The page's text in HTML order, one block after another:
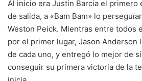
Al inicio era Justin Barcia el primero
de salida, a «Bam Bam» lo
Weston Peick. Mientras entre todos
por el primer lugar, Jason Anderson
de cada uno, y entregó lo mejor de
conseguir su primera victoria de la